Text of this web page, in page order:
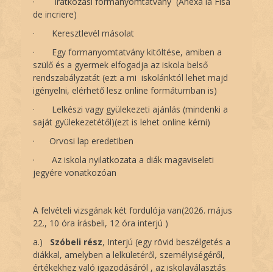
de incriere)
· Keresztlevél másolat
· Egy formanyomtatvány kitöltése, amiben a
szülő és a gyermek elfogadja az iskola belső
rendszabályzatát (ezt a mi iskolánktól lehet majd
igényelni, elérhető lesz online formátumban is)
· Lelkészi vagy gyülekezeti ajánlás (mindenki a
saját gyülekezetétől)(ezt is lehet online kérni)
· Orvosi lap eredetiben
· Az iskola nyilatkozata a diák magaviseleti
jegyére vonatkozóan
A felvételi vizsgának két fordulója van(2026. május
22., 10 óra írásbeli, 12 óra interjú )
a.) Szóbeli rész, Interjú (egy rövid beszélgetés a
diákkal, amelyben a lelkületéről, személyiségéről,
értékekhez való igazodásáról , az iskolaválasztás